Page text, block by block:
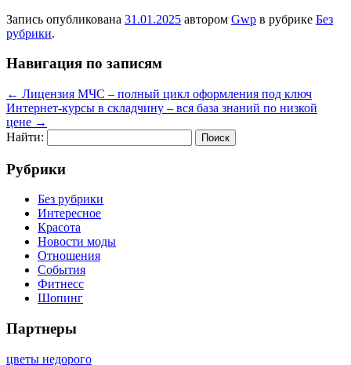
Запись опубликована 31.01.2025 автором Gwp в рубрике Без
рубрики.
Навигация по записям
← Лицензия МЧС – полный цикл оформления под ключ
Интернет-курсы в складчину – вся база знаний по низкой
цене →
Найти:
Рубрики
Без рубрики
Интересное
Красота
Новости моды
Отношения
События
Фитнесс
Шопинг
Партнеры
цветы недорого